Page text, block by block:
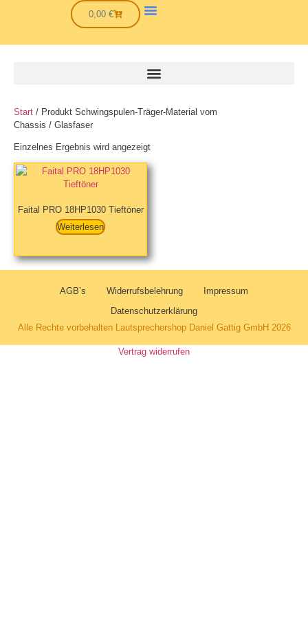
0,00€
Start / Produkt Schwingspulen-Träger-Material vom
Chassis / Glasfaser
Einzelnes Ergebnis wird angezeigt
Faital PRO 18HP1030 Tieftöner
Weiterlesen
AGB’s Widerrufsbelehrung
Impressum
Datenschutzerklärung
Alle Rechte vorbehalten Lautsprechershop Daniel Gattig GmbH 2026
Vertrag widerrufen